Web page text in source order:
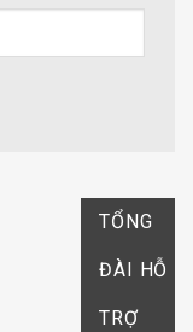
TỔNG
ĐÀI HỖ
TRỢ